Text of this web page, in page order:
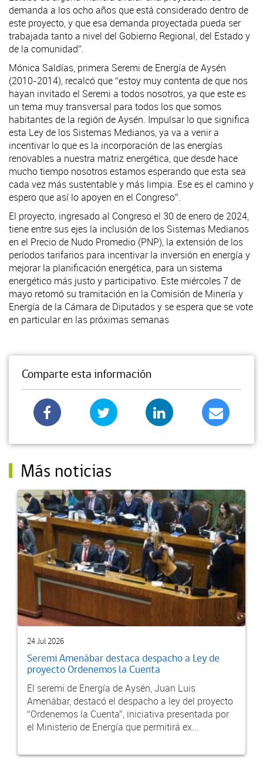
demanda a los ocho años que está considerado dentro de
este proyecto, y que esa demanda proyectada pueda ser
trabajada tanto a nivel del Gobierno Regional, del Estado y
de la comunidad”.
Mónica Saldías, primera Seremi de Energía de Aysén
(2010-2014), recalcó que “estoy muy contenta de que nos
hayan invitado el Seremi a todos nosotros, ya que este es
un tema muy transversal para todos los que somos
habitantes de la región de Aysén. Impulsar lo que significa
esta Ley de los Sistemas Medianos, ya va a venir a
incentivar lo que es la incorporación de las energías
renovables a nuestra matriz energética, que desde hace
mucho tiempo nosotros estamos esperando que esta sea
cada vez más sustentable y más limpia. Ese es el camino y
espero que así lo apoyen en el Congreso”.
El proyecto, ingresado al Congreso el 30 de enero de 2024,
tiene entre sus ejes la inclusión de los Sistemas Medianos
en el Precio de Nudo Promedio (PNP), la extensión de los
períodos tarifarios para incentivar la inversión en energía y
mejorar la planificación energética, para un sistema
energético más justo y participativo. Este miércoles 7 de
mayo retomó su tramitación en la Comisión de Minería y
Energía de la Cámara de Diputados y se espera que se vote
en particular en las próximas semanas
Comparte esta información
Más noticias
24 Jul 2026
Seremi Amenábar destaca despacho a Ley de
proyecto Ordenemos la Cuenta
El seremi de Energía de Aysén, Juan Luis
Amenábar, destacó el despacho a ley del proyecto
“Ordenemos la Cuenta”, iniciativa presentada por
el Ministerio de Energía que permitirá ex...